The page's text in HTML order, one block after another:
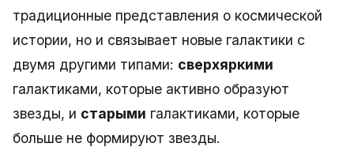
традиционные представления о космической
истории, но и связывает новые галактики с
двумя другими типами: сверхяркими
галактиками, которые активно образуют
звезды, и старыми галактиками, которые
больше не формируют звезды.